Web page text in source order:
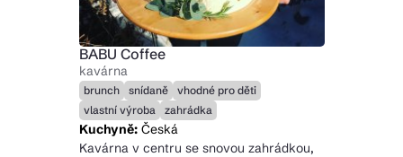
BABU Coffee
kavárna
brunch snídaně
vhodné pro děti
vlastní výroba
zahrádka
Kuchyně:Česká
Kavárna v centru se snovou zahrádkou,